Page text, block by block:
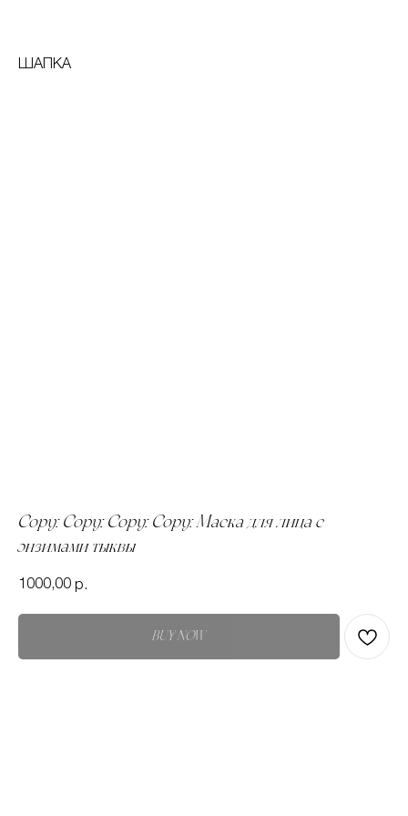
ШАПКА
Copy: Copy: Copy: Copy: Маска для лица с
энзимами тыквы
1000,00 р.
BUY NOW